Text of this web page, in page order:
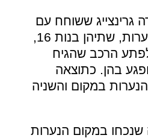
גרינצייג ששוחח עם
'אשדודס' מספר כי "הנערות, שתיהן בנות 16,
הרכב שהגיח
בהן. כתוצאה
במקום והשניה
שנכחו במקום הנערות